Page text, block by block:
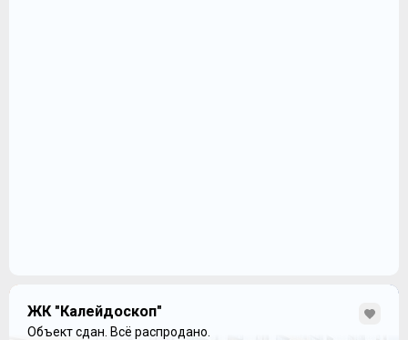
ЖК "Калейдоскоп"
Объект сдан. Всё распродано.